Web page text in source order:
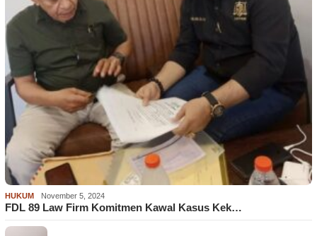
HUKUM November 5, 2024
FDL 89 Law Firm Komitmen Kawal Kasus Kek…